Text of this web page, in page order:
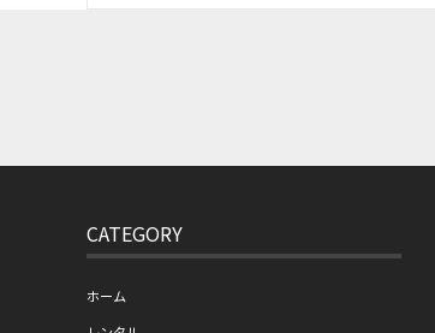
CATEGORY
ホーム